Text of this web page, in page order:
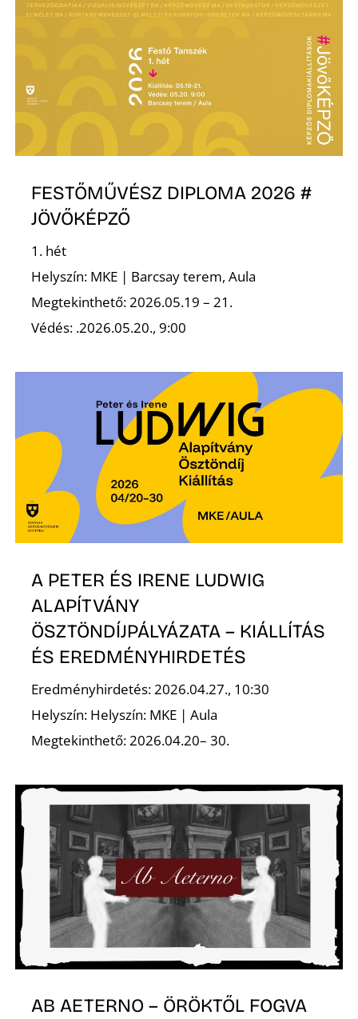
FESTŐMŰVÉSZ DIPLOMA 2026 #
JÖVŐKÉPZŐ
1. hét
Helyszín: MKE | Barcsay terem, Aula
Megtekinthető: 2026.05.19 – 21.
Védés: .2026.05.20., 9:00
A PETER ÉS IRENE LUDWIG
ALAPÍTVÁNY
ÖSZTÖNDÍJPÁLYÁZATA – KIÁLLÍTÁS
ÉS EREDMÉNYHIRDETÉS
Eredményhirdetés: 2026.04.27., 10:30
Helyszín: Helyszín: MKE | Aula
Megtekinthető: 2026.04.20– 30.
AB AETERNO – ÖRÖKTŐL FOGVA